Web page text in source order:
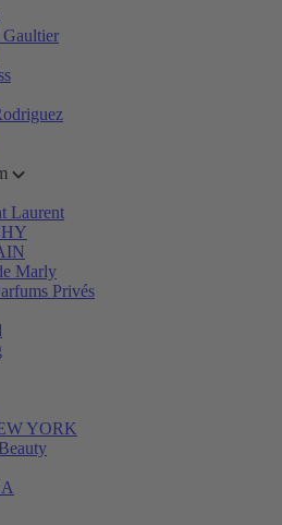
Gaultier
Laurent
Marly
Privés
YORK